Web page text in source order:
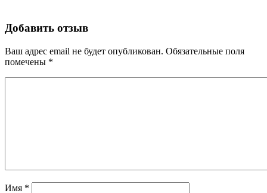
Добавить отзыв
Ваш адрес email не будет опубликован. Обязательные поля
помечены *
Имя *